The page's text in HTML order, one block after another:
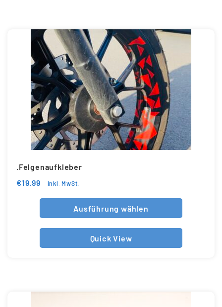
.Felgenaufkleber
€19.99 inkl. MwSt.
Ausführung wählen
Quick View